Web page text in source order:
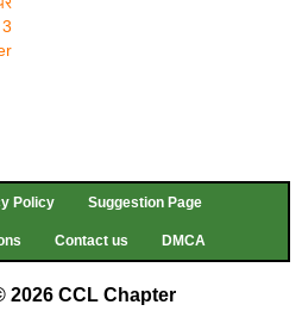
Policy Suggestion Page
Contact us DMCA
2026 CCL Chapter